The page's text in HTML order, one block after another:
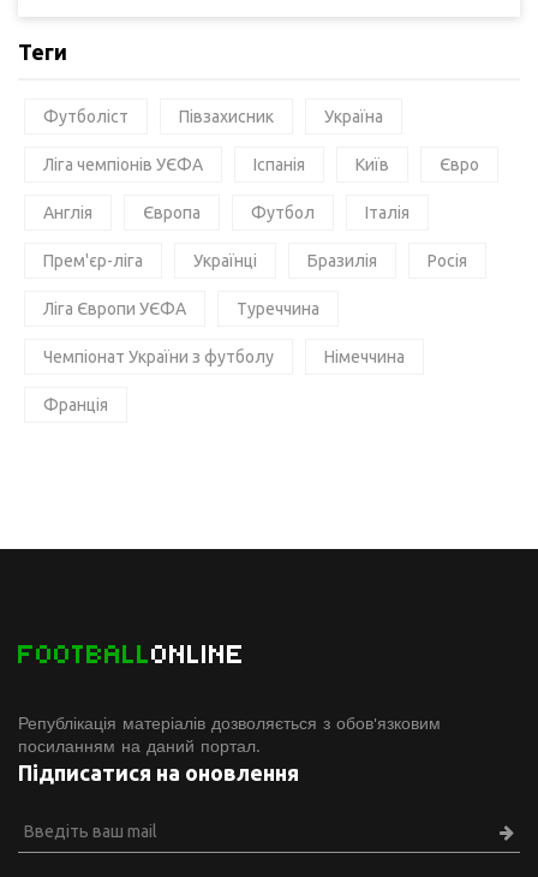
Теги
Футболіст Півзахисник Україна
Ліга чемпіонів УЄФА Іспанія Київ Євро
Англія Європа Футбол Італія
Прем'єр-ліга Українці Бразилія Росія
Ліга Європи УЄФА Туреччина
Чемпіонат України з футболу Німеччина
Франція
FOOTBALLONLINE
Републікація матеріалів дозволяється з обов'язковим
посиланням на даний портал.
Підписатися на оновлення